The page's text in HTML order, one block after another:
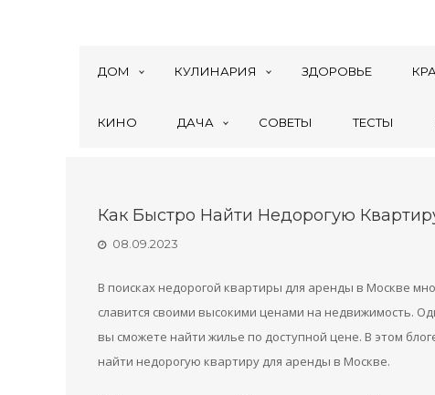
ДОМ КУЛИНАРИЯ ЗДОРОВЬЕ
КИНО ДАЧА СОВЕТЫ ТЕСТЫ
Как Быстро Найти Недорогую
08.09.2023
В поисках недорогой квартиры для аренды в Москве
славится своими высокими ценами на недвижимость.
вы сможете найти жилье по доступной цене. В этом
найти недорогую квартиру для аренды в Москве.